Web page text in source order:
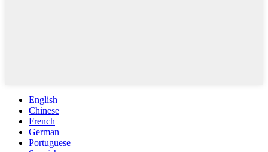
English
Chinese
French
German
Portuguese